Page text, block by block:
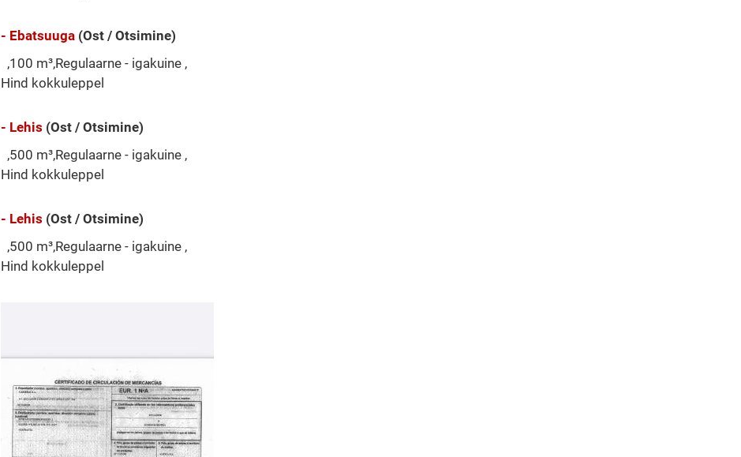
- Ebatsuuga (Ost / Otsimine)
,100 m³,Regulaarne - igakuine ,
Hind kokkuleppel
- Lehis (Ost / Otsimine)
,500 m³,Regulaarne - igakuine ,
Hind kokkuleppel
- Lehis (Ost / Otsimine)
,500 m³,Regulaarne - igakuine ,
Hind kokkuleppel